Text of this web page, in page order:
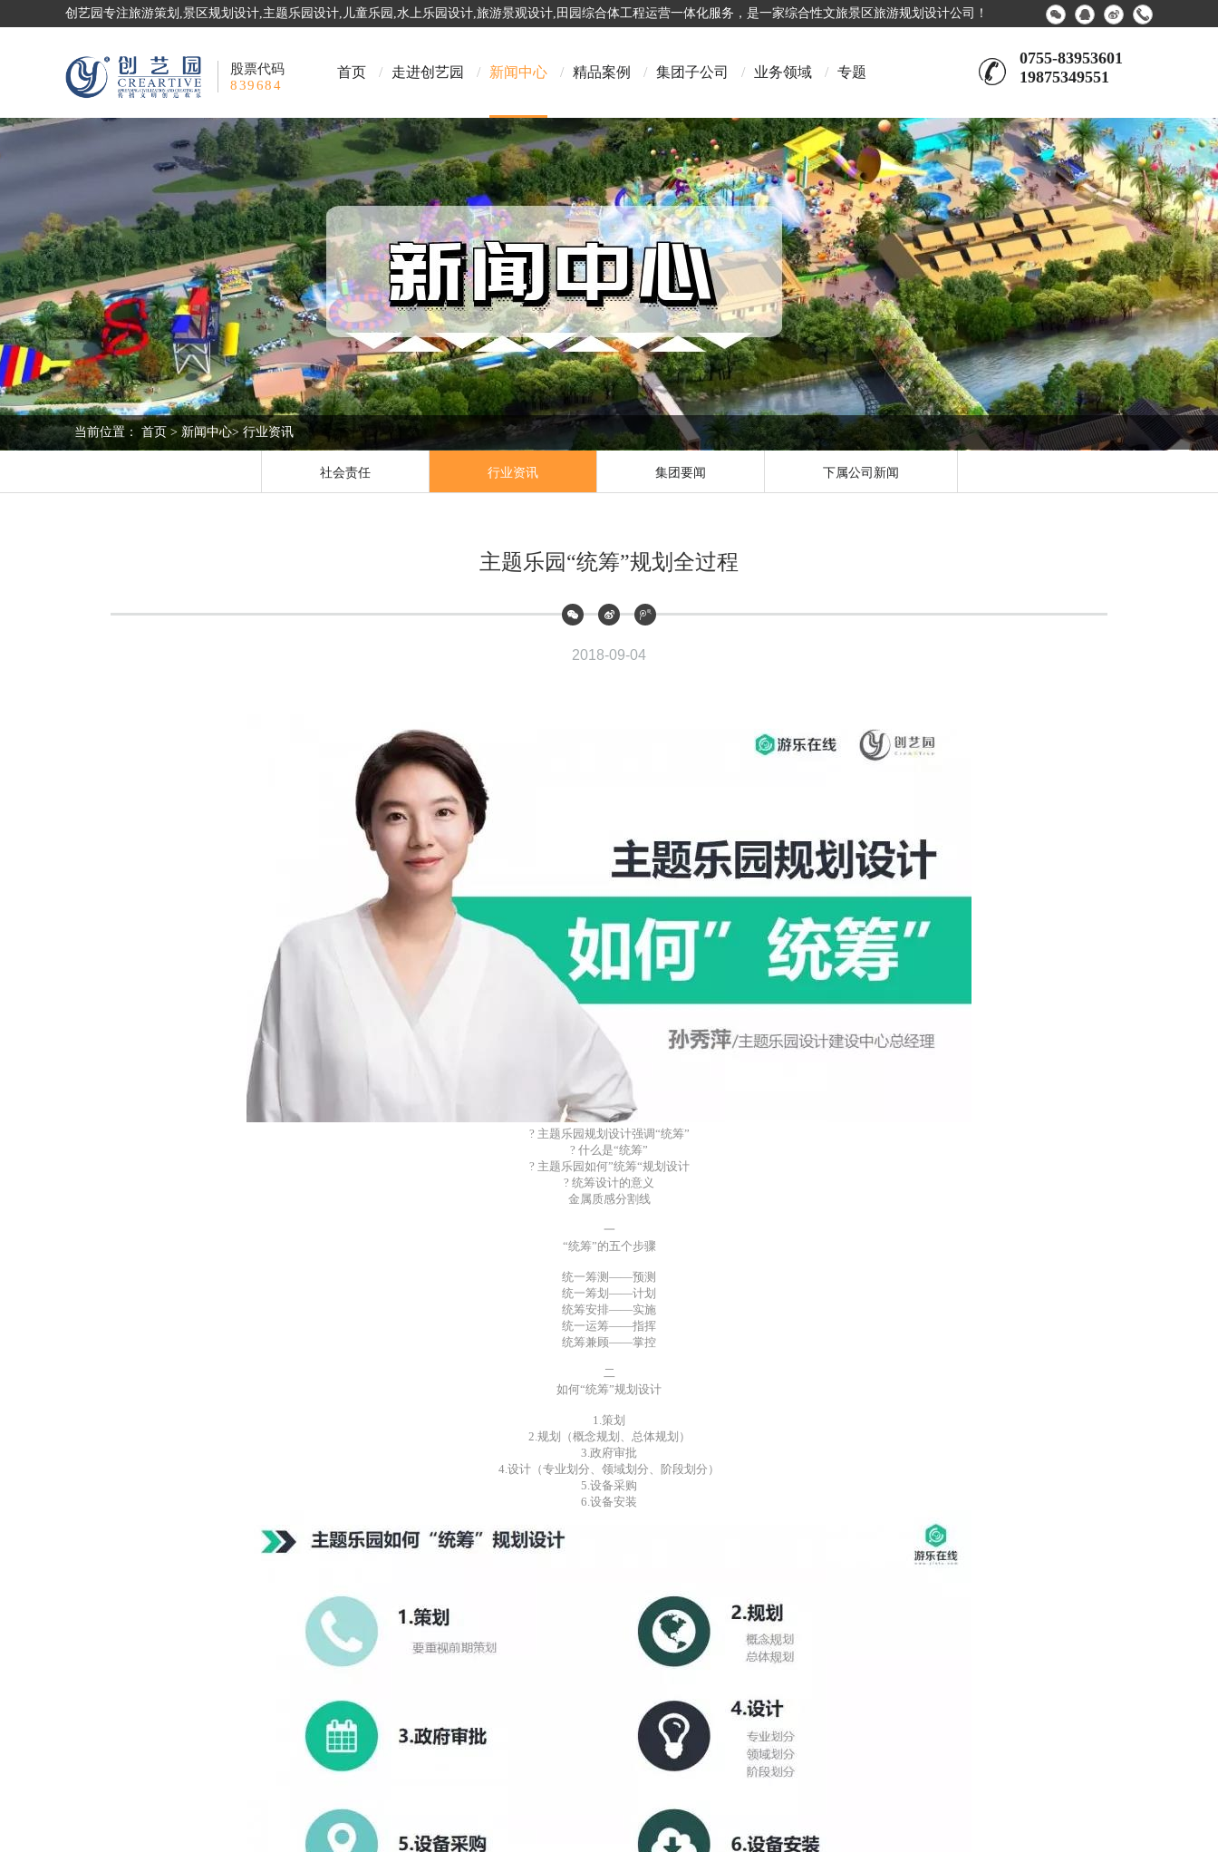
创艺园专注旅游策划,景区规划设计,主题乐园设计,儿童乐园,水上乐园设计,旅游景观设计,田园综合体工程运营一体化服务，是一家综合性文旅景区旅游规划设计公司！
股票代码
839684
首页 / 走进创艺园 / 新闻中心 / 精品案例 / 集团子公司 / 业务领域 / 专题
0755-83953601
19875349551
当前位置： 首页 > 新闻中心> 行业资讯
社会责任 行业资讯 集团要闻 下属公司新闻
主题乐园“统筹”规划全过程
2018-09-04
? 主题乐园规划设计强调“统筹”
? 什么是“统筹”
? 主题乐园如何”统筹“规划设计
? 统筹设计的意义
金属质感分割线
一
“统筹”的五个步骤
统一筹测——预测
统一筹划——计划
统筹安排——实施
统一运筹——指挥
统筹兼顾——掌控
二
如何“统筹”规划设计
1.策划
2.规划（概念规划、总体规划）
3.政府审批
4.设计（专业划分、领域划分、阶段划分）
5.设备采购
6.设备安装